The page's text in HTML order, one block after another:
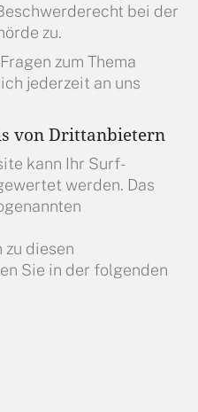
bei der
zu.
zum Thema
jederzeit an uns
von Drittanbietern
kann Ihr Surf-
werden. Das
diesen
Sie in der folgenden